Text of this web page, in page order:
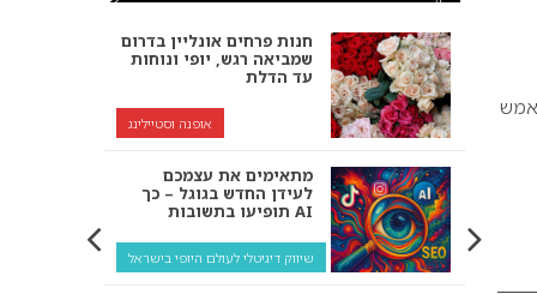
אמש
חנות פרחים אונליין בדרום
שמביאה רגש, יופי ונוחות
עד הדלת
אופנה וסטיילינג
מתאימים את עצמכם
לעידן החדש בגוגל – כך
תופיעו בתשובות AI
שיווק דיגיטלי לעולם היופי בישראל